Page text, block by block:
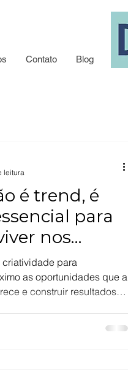
Contato Blog
é trend, é
para
nos
criatividade para
as oportunidades que a
e construir resultados
leitura